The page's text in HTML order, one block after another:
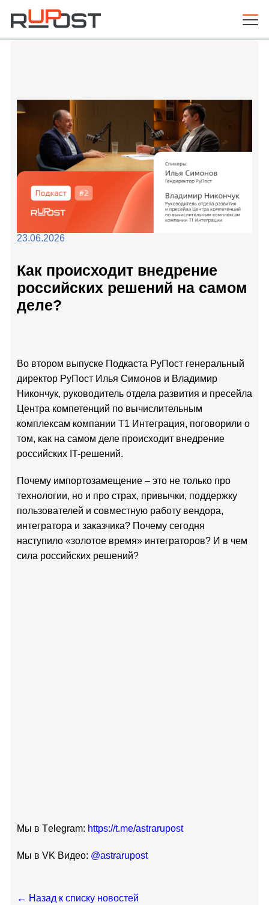
23.06.2026
Как происходит внедрение
российских решений на самом
деле?
Во втором выпуске Подкаста РуПост генеральный
директор РуПост Илья Симонов и Владимир
Никончук, руководитель отдела развития и пресейла
Центра компетенций по вычислительным
комплексам компании Т1 Интеграция, поговорили о
том, как на самом деле происходит внедрение
российских IT-решений.
Почему импортозамещение – это не только про
технологии, но и про страх, привычки, поддержку
пользователей и совместную работу вендора,
интегратора и заказчика? Почему сегодня
наступило «золотое время» интеграторов? И в чем
сила российских решений?
Мы в Тelegram: https://t.me/astrarupost
Мы в VK Видео: @astrarupost
← Назад к списку новостей